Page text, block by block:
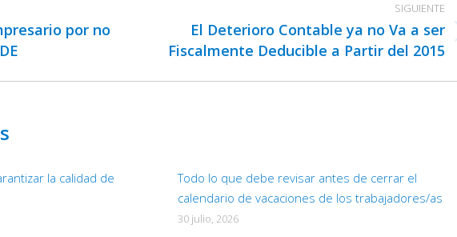
por no
SIGUIENTE
Publicación
siguiente:
El Deterioro Contable ya no Va a ser
Fiscalmente Deducible a Partir del 2015
la calidad de
Todo lo que debe revisar antes de cerrar el
calendario de vacaciones de los trabajadores/as
30 julio, 2026